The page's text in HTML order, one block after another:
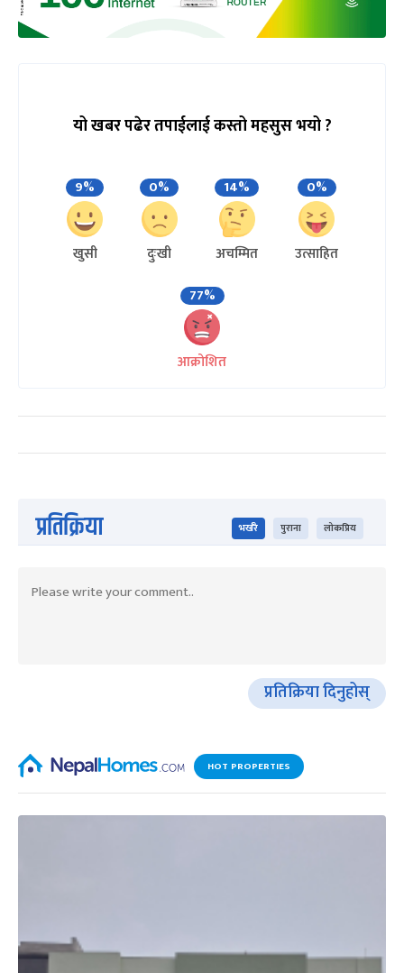
यो खबर पढेर तपाईलाई कस्तो महसुस भयो ?
9%
खुसी
0%
दुःखी
14%
अचम्मित
0%
उत्साहित
77%
आक्रोशित
प्रतिक्रिया भर्खरै पुराना लोकप्रिय
प्रतिक्रिया दिनुहोस्
HOT PROPERTIES